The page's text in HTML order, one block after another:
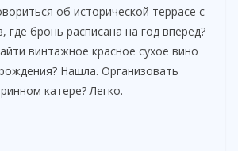
об исторической террасе с
где бронь расписана на год вперёд?
винтажное красное сухое вино
Нашла. Организовать
катере? Легко.